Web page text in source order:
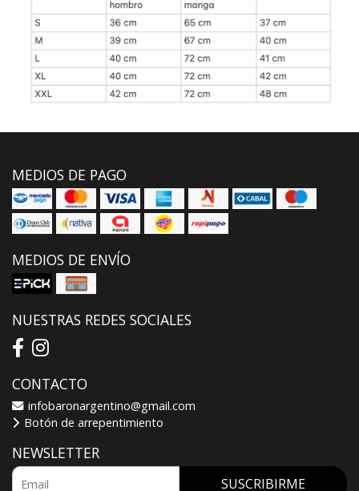
MEDIOS DE PAGO
MEDIOS DE ENVÍO
NUESTRAS REDES SOCIALES
CONTACTO
infobaronargentino@gmail.com
Botón de arrepentimiento
NEWSLETTER
SUSCRIBIRME